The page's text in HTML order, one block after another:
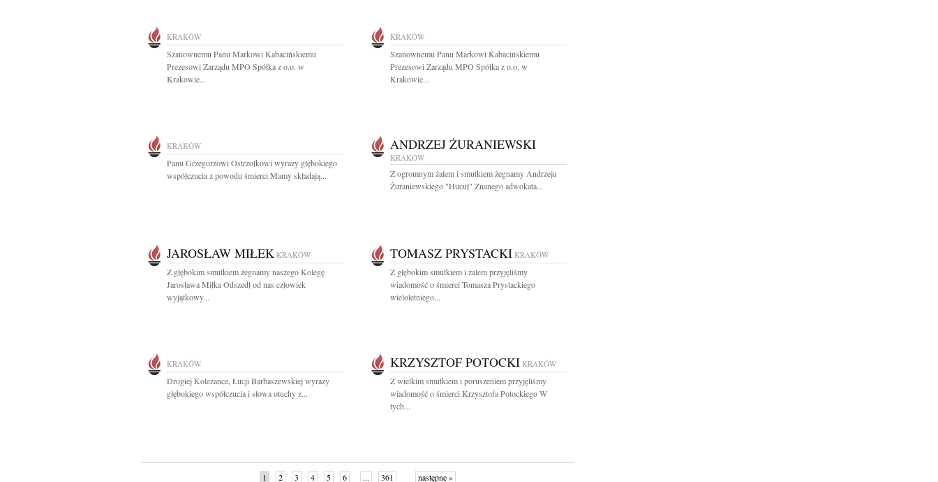
KRAKÓW
Szanownemu Panu Markowi Kabacińskiemu
Prezesowi Zarządu MPO Spółka z o.o. w
Krakowie...
KRAKÓW
Szanownemu Panu Markowi Kabacińskiemu
Prezesowi Zarządu MPO Spółka z o.o. w
Krakowie...
KRAKÓW
Panu Grzegorzowi Ostrzołkowi wyrazy głębokiego
współczucia z powodu śmierci Mamy składają...
ANDRZEJ ŻURANIEWSKI
KRAKÓW
Z ogromnym żalem i smutkiem żegnamy Andrzeja
Żuraniewskiego "Hucuł" Znanego adwokata...
JAROSŁAW MIŁEK KRAKÓW
Z głębokim smutkiem żegnamy naszego Kolegę
Jarosława Miłka Odszedł od nas człowiek
wyjątkowy...
TOMASZ PRYSTACKI KRAKÓW
Z głębokim smutkiem i żalem przyjęliśmy
wiadomość o śmierci Tomasza Prystackiego
wieloletniego...
KRAKÓW
Drogiej Koleżance, Łucji Barbaszewskiej wyrazy
głębokiego współczucia i słowa otuchy z...
KRZYSZTOF POTOCKI KRAKÓW
Z wielkim smutkiem i poruszeniem przyjęliśmy
wiadomość o śmierci Krzysztofa Potockiego W
tych...
1 2 3 4 5 6 ... 361 następne »